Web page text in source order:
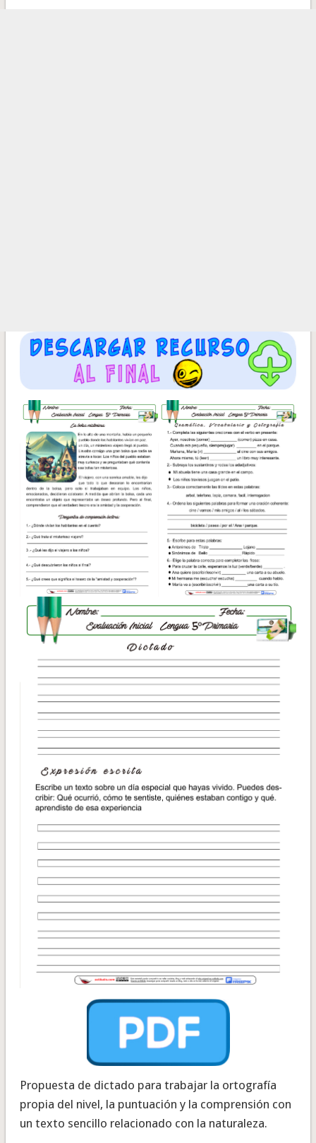
Propuesta de dictado para trabajar la ortografía
propia del nivel, la puntuación y la comprensión con
un texto sencillo relacionado con la naturaleza.